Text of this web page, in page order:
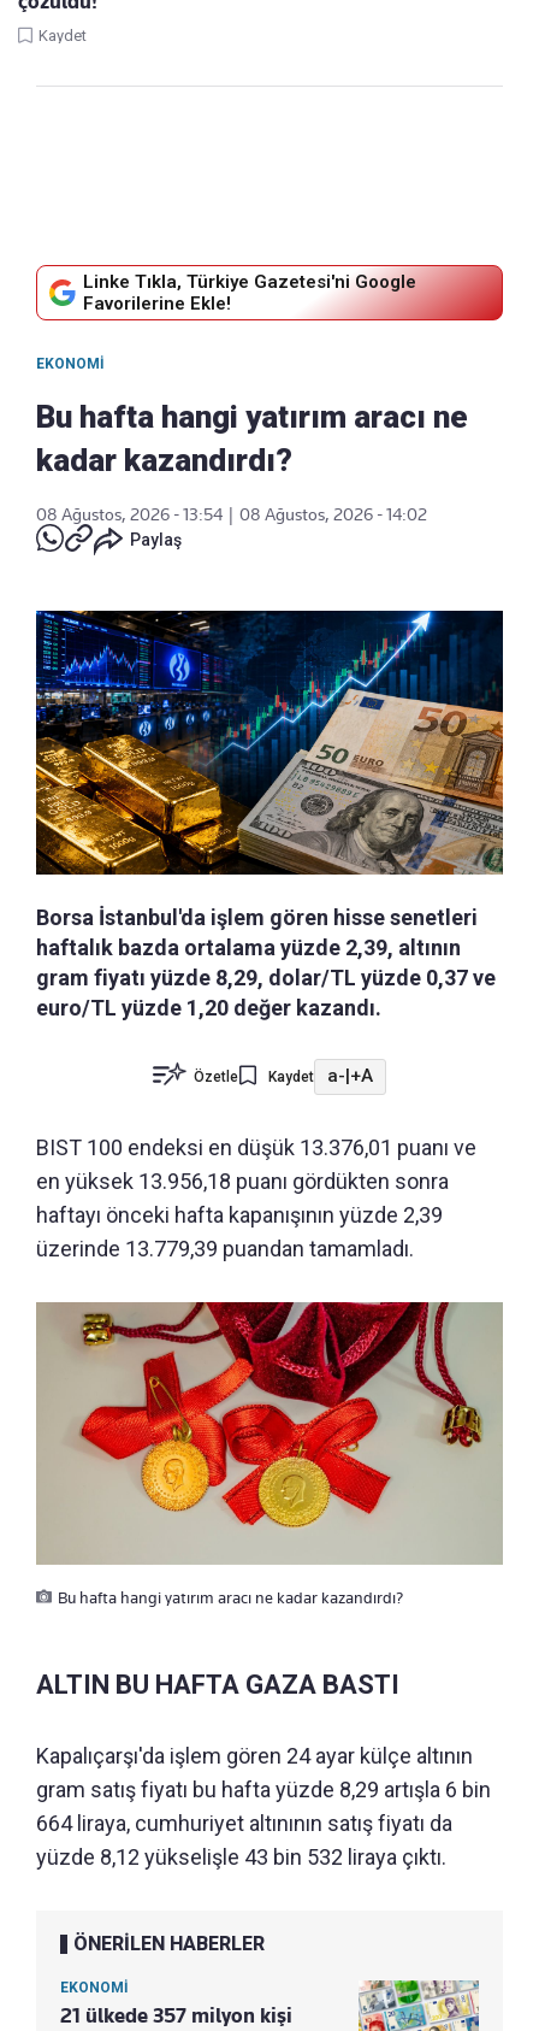
Kaydet
Linke Tıkla, Türkiye Gazetesi'ni Google
Favorilerine Ekle!
EKONOMI
Bu hafta hangi yatırım aracı ne
kadar kazandırdı?
08 Ağustos, 2026 - 13:54
08 Ağustos, 2026 - 14:02
Paylaş
Borsa İstanbul'da işlem gören hisse senetleri
haftalık bazda ortalama yüzde 2,39, altının
gram fiyatı yüzde 8,29, dolar/TL yüzde 0,37 ve
euro/TL yüzde 1,20 değer kazandı.
Özetle Kaydet a-|+A
BIST 100 endeksi en düşük 13.376,01 puanı ve
en yüksek 13.956,18 puanı gördükten sonra
haftayı önceki hafta kapanışının yüzde 2,39
üzerinde 13.779,39 puandan tamamladı.
Bu hafta hangi yatırım aracı ne kadar kazandırdı?
ALTIN BU HAFTA GAZA BASTI
Kapalıçarşı'da işlem gören 24 ayar külçe altının
gram satış fiyatı bu hafta yüzde 8,29 artışla 6 bin
664 liraya, cumhuriyet altınının satış fiyatı da
yüzde 8,12 yükselişle 43 bin 532 liraya çıktı.
ÖNERİLEN HABERLER
EKONOMİ
21 ülkede 357 milyon kişi